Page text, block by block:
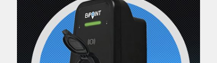
Moto servisi
Impressum
Dario Dinter - Moto TOZ
Igor Kreč - UmPaDrum